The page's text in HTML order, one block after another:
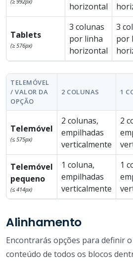
horizontal
Tablets
(≥ 576px)
3 colunas
por linha
horizontal
3
por
TELEMÓVEL
/ VALOR DA
OPÇÃO
2 COLUNAS 1
Telemóvel
(≤ 575px)
2 colunas,
empilhadas
verticalmente
2
Telemóvel
pequeno
(≤ 414px)
1 coluna,
empilhadas
verticalmente
1
Alinhamento
Encontrarás opções para definir
conteúdo de todos os blocos